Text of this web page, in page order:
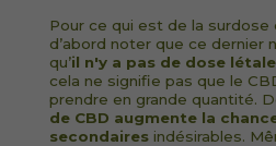
Pour ce qui est de la
d’abord noter que ce dernier
qu’il n'y a pas de dose
cela ne signifie pas que le
prendre en grande quantité.
de CBD augmente la
secondairesindésirables.